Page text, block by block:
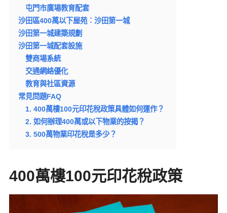
屯門市廣場教育配套
沙田區400萬以下屋苑︰沙田第一城
沙田第一城建築規劃
沙田第一城配套設施
雙商場系統
交通網絡優化
教育與社區資源
常見問題FAQ
1. 400萬樓100元印花稅政策具體如何運作？
2. 如何辦理400萬或以下物業的按揭？
3. 500萬物業印花稅是多少？
400萬樓100元印花稅政策